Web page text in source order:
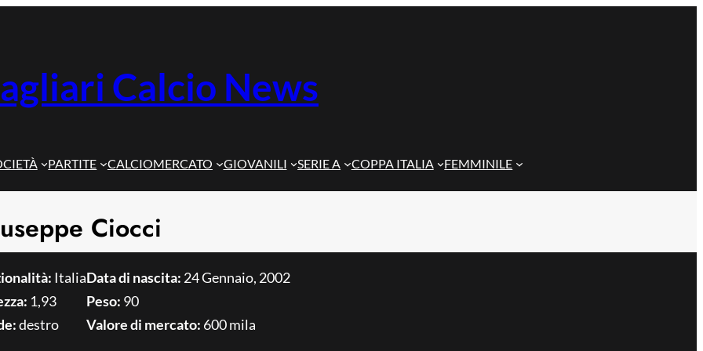
Calcio News
PARTITE CALCIOMERCATO GIOVANILI SERIE A COPPA ITALIA FEMMINILE
Ciocci
Italia
1,93
destro
Data di nascita: 24 Gennaio, 2002
Peso: 90
Valore di mercato: 600 mila